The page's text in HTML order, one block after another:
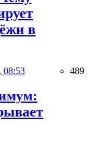
в
08:53 489